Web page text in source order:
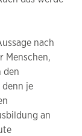
nach
Menschen,
den
denn je
an